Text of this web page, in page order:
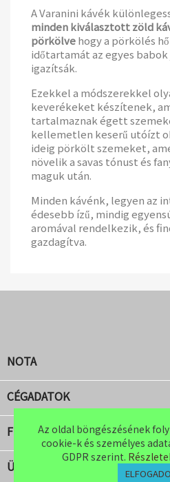
Az oldal böngészésének
cookie-k és személyes
GDPR szerint.
A Varanini kávék
minden kiválasztott zöld
pörkölvehogy a pörkölés
időtartamát az egyes
igazítsák.
Ezekkel a módszerekkel
keverékeket készítenek,
tartalmaznak égett
kellemetlen keserű utóízt
ideig pörkölt szemeket,
növelik a savas tónust és
maguk után.
Minden kávénk, legyen az
édesebb ízű, mindig
aromával rendelkezik, és
gazdagítva.
NOTA
CÉGADATOK
FIÓKOD
ÜZLET INFORMÁCIÓ
Az oldal böngészésének
cookie-k és személyes
GDPR szerint.